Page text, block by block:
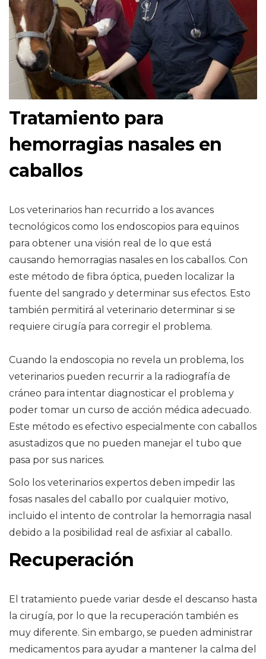
Tratamiento para
hemorragias nasales en
caballos
Los veterinarios han recurrido a los avances
tecnológicos como los endoscopios para equinos
para obtener una visión real de lo que está
causando hemorragias nasales en los caballos. Con
este método de fibra óptica, pueden localizar la
fuente del sangrado y determinar sus efectos. Esto
también permitirá al veterinario determinar si se
requiere cirugía para corregir el problema.
Cuando la endoscopia no revela un problema, los
veterinarios pueden recurrir a la radiografía de
cráneo para intentar diagnosticar el problema y
poder tomar un curso de acción médica adecuado.
Este método es efectivo especialmente con caballos
asustadizos que no pueden manejar el tubo que
pasa por sus narices.
Solo los veterinarios expertos deben impedir las
fosas nasales del caballo por cualquier motivo,
incluido el intento de controlar la hemorragia nasal
debido a la posibilidad real de asfixiar al caballo.
Recuperación
El tratamiento puede variar desde el descanso hasta
la cirugía, por lo que la recuperación también es
muy diferente. Sin embargo, se pueden administrar
medicamentos para ayudar a mantener la calma del